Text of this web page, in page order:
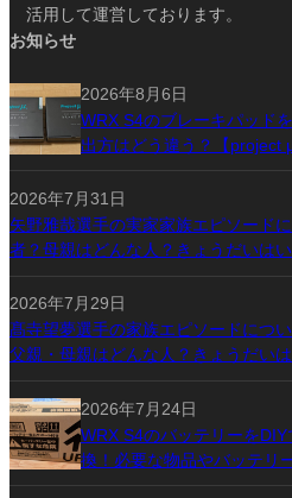
活用して運営しております。
お知らせ
2026年8月6日
WRX S4のブレーキパッド
出方はどう違う？【project
2026年7月31日
矢野雅哉選手の実家家族エピソード
者？母親はどんな人？きょうだいは
2026年7月29日
髙寺望夢選手の家族エピソードにつ
父親・母親はどんな人？きょうだい
2026年7月24日
WRX S4のバッテリーを
換！必要な物品やバッテリ